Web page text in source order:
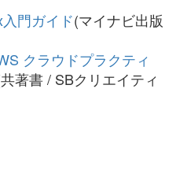
門ガイド(マイナビ出版
クラウドプラクティ
共著書/ SBクリエイティ